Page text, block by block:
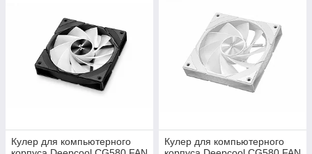
Кулер для компьютерного
Кулер для компьютерного